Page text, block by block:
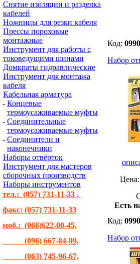
Снятие изоляции и разделка
кабелей
Ножницы для резки кабеля
Прессы пороховые
монтажные
Инструмент для работы с
токоведущими шинами
Домкраты гидравлические
Инструмент для монтажа
кабеля
Кабельная арматура
- Концевые
термоусаживаемые муфты
- Соединительные
термоусаживаемые муфты
- Соединители и
наконечники
Наборы отвёрток
Инструмент для мастеров
сборочных производств
Наборы инструментов
тел.: (057) 731-11-33 ,
факс: (057) 731-11-33
моб.: (066)622-00-45,
(096) 667-84-99,
(063) 745-96-67,
Код:
Набор
Цена:
Есть
Код:
Набор